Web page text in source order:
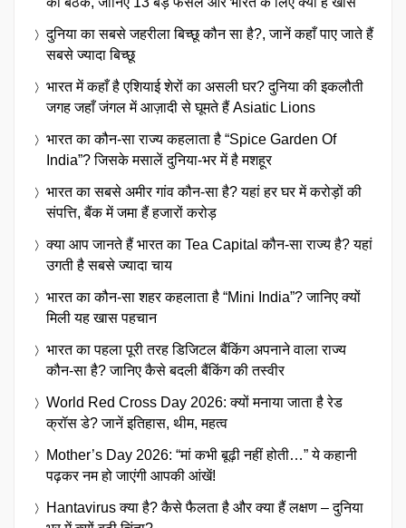
दुनिया का सबसे जहरीला बिच्छू कौन सा है?, जानें कहाँ पाए जाते हैं
सबसे ज्यादा बिच्छू
भारत में कहाँ है एशियाई शेरों का असली घर? दुनिया की इकलौती
जगह जहाँ जंगल में आज़ादी से घूमते हैं Asiatic Lions
भारत का कौन-सा राज्य कहलाता है “Spice Garden Of
India”? जिसके मसालें दुनिया-भर में है मशहूर
भारत का सबसे अमीर गांव कौन-सा है? यहां हर घर में करोड़ों की
संपत्ति, बैंक में जमा हैं हजारों करोड़
क्या आप जानते हैं भारत का Tea Capital कौन-सा राज्य है? यहां
उगती है सबसे ज्यादा चाय
भारत का कौन-सा शहर कहलाता है “Mini India”? जानिए क्यों
मिली यह खास पहचान
भारत का पहला पूरी तरह डिजिटल बैंकिंग अपनाने वाला राज्य
कौन-सा है? जानिए कैसे बदली बैंकिंग की तस्वीर
World Red Cross Day 2026: क्यों मनाया जाता है रेड
क्रॉस डे? जानें इतिहास, थीम, महत्व
Mother’s Day 2026: “मां कभी बूढ़ी नहीं होती…” ये कहानी
पढ़कर नम हो जाएंगी आपकी आंखें!
Hantavirus क्या है? कैसे फैलता है और क्या हैं लक्षण – दुनिया